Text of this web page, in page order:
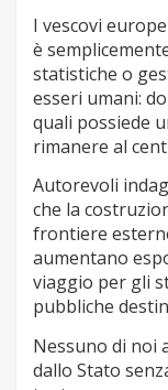
I vescovi
è
statistiche o
esseri umani:
quali possiede
rimanere al
Autorevoli
che la
frontiere
aumentano
viaggio per gli
pubbliche
Nessuno di noi
dallo Stato